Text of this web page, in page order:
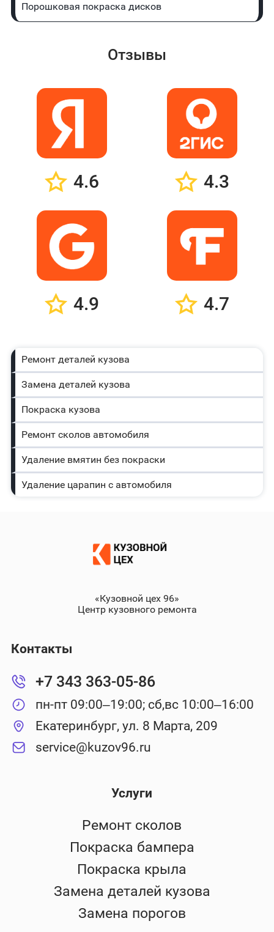
Порошковая покраска дисков
Отзывы
4.6 4.3
4.9 4.7
Ремонт деталей кузова
Замена деталей кузова
Покраска кузова
Ремонт сколов автомобиля
Удаление вмятин без покраски
Удаление царапин с автомобиля
«Кузовной цех 96»
Центр кузовного ремонта
Услуги
Ремонт сколов
Покраска бампера
Покраска крыла
Замена деталей кузова
Замена порогов
Контакты
+7 343 363-05-86
пн-пт 09:00–19:00; сб,вс 10:00–16:00
Екатеринбург, ул. 8 Марта, 209
service@kuzov96.ru